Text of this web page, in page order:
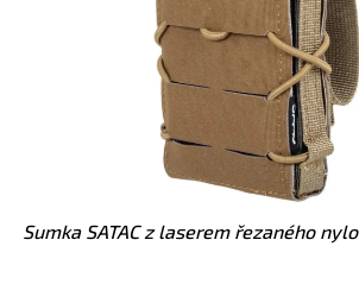
Sumka SATAC z laserem řezaného